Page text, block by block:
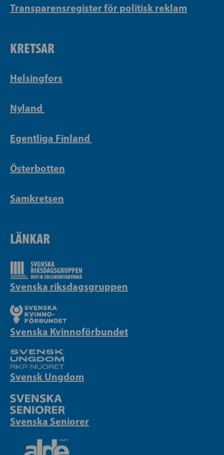
Transparensregister för politisk reklam
KRETSAR
Helsingfors
Nyland
Egentliga Finland
Österbotten
Samkretsen
LÄNKAR
Svenska riksdagsgruppen
Svenska Kvinnoförbundet
Svensk Ungdom
Svenska Seniorer